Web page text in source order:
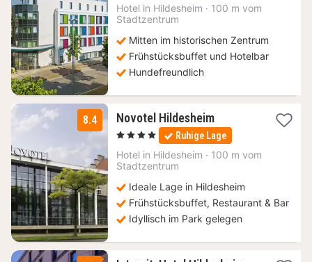
66,56
Hotel in Hildesheim · 100 m vom
Stadtzentrum
Mitten im historischen Zentrum
Frühstücksbuffet und Hotelbar
Hundefreundlich
8.4 Novotel Hildesheim2
Nächte
ab
84
, 4 Sterne Ruhige Lage
Hotel in Hildesheim · 100 m vom
Stadtzentrum
Ideale Lage in Hildesheim
Frühstücksbuffet, Restaurant & Bar
Idyllisch im Park gelegen